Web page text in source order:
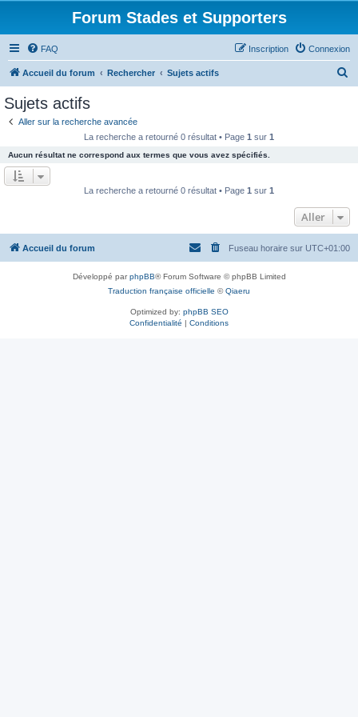
Forum Stades et Supporters
FAQ Connexion
Inscription
Accueil du forum Rechercher Sujets actifs
e
r
Sujets actifs
Aller sur la recherche avancée
La recherche a retourné 0 résultat • Page 1 sur 1
Aucun résultat ne correspond aux termes que vous avez spécifiés.
La recherche a retourné 0 résultat • Page 1 sur 1
Aller
Accueil du forum Fuseau horaire sur UTC+01:00
Développé parphpBB® Forum Software © phpBB Limited
Traduction française officielle ©Qiaeru
Optimized by: phpBB SEO
Confidentialité | Conditions